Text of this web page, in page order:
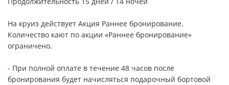
На круиз действует Акция Раннее бронирование.
Количество кают по акции «Раннее бронирование»
ограничено.
- При полной оплате в течение 48 часов после
бронирования будет начисляться подарочный бортовой